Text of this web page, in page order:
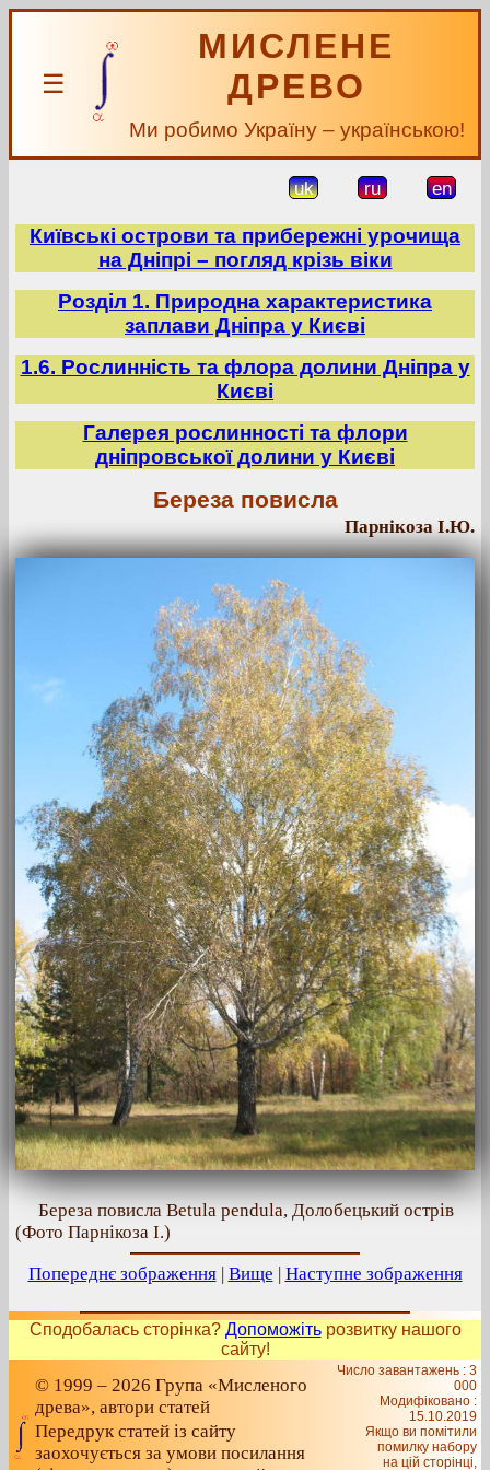
☰
МИСЛЕНЕ
ДРЕВО
Ми робимо Україну – українською!
uk ru en
Київські острови та прибережні урочища
на Дніпрі – погляд крізь віки
Розділ 1. Природна характеристика
заплави Дніпра у Києві
1.6. Рослинність та флора долини Дніпра у
Києві
Галерея рослинності та флори
дніпровської долини у Києві
Береза повисла
Парнікоза І.Ю.
Береза повисла Betula pendula, Долобецький острів
(Фото Парнікоза І.)
Попереднє зображення| Вище | Наступне зображення
Сподобалась сторінка? Допоможітьрозвитку нашого
сайту!
© 1999 – 2026 Група «Мисленого
древа», автори статей
Передрук статей із сайту
заохочується за умови посилання
Число завантажень : 3
000
Модифіковано :
15.10.2019
Якщо ви помітили
помилку набору
на цiй сторiнцi,